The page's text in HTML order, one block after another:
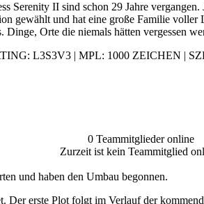
Serenity II sind schon 29 Jahre
gewählt und hat eine große Familie
Orte die niemals hätten vergessen
L3S3V3 | MPL: 1000 ZEICHEN |
0 Teammitglieder online
Zurzeit ist kein Teammitglied
und haben den Umbau begonnen.
Der erste Plot folgt im Verlauf der